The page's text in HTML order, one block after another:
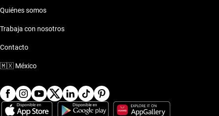
Quiénes somos
Trabaja con nosotros
Contacto
🇲🇽 México